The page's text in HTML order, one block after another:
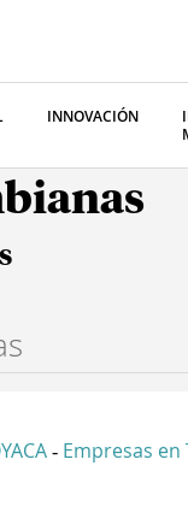
INNOVACIÓN
- Empresas en